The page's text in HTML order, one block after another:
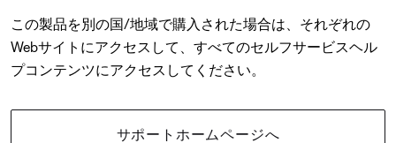
この製品を別の国/地域で購入された場合は、それぞれの
Webサイトにアクセスして、すべてのセルフサービスヘル
プコンテンツにアクセスしてください。
サポートホームページへ